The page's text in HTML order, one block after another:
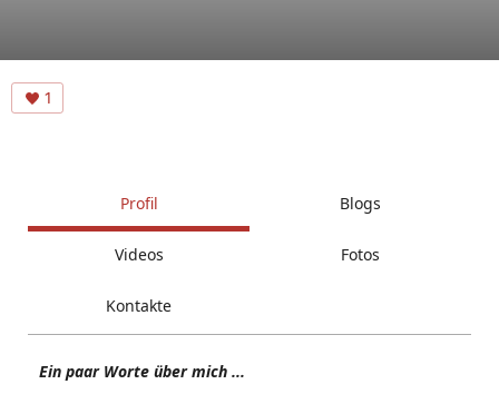
1
Profil Blogs
Videos Fotos
Kontakte
Ein paar Worte über mich ...